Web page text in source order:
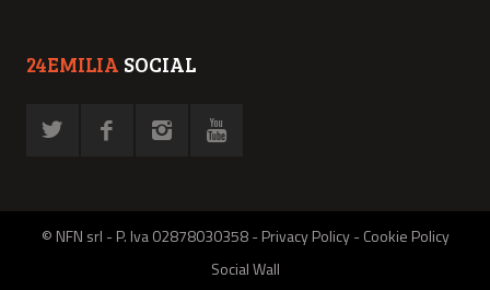
24EMILIA SOCIAL
© NFN srl - P. Iva 02878030358 -Privacy Policy-Cookie Policy
Social Wall